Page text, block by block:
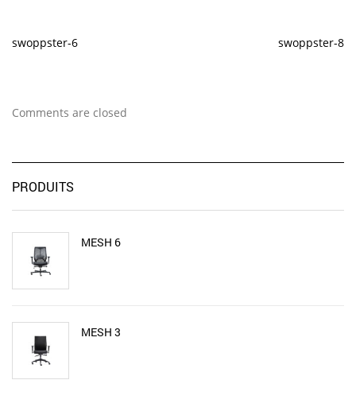
swoppster-6 swoppster-8
Comments are closed
PRODUITS
MESH 6
MESH 3